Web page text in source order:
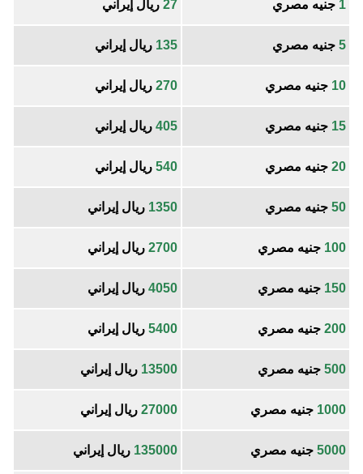
1 جنيه مصري 27 ريال إيراني
5 جنيه مصري 135 ريال إيراني
10 جنيه مصري 270 ريال إيراني
15 جنيه مصري 405 ريال إيراني
20 جنيه مصري 540 ريال إيراني
50 جنيه مصري 1350 ريال إيراني
100 جنيه مصري 2700 ريال إيراني
150 جنيه مصري 4050 ريال إيراني
200 جنيه مصري 5400 ريال إيراني
500 جنيه مصري 13500 ريال إيراني
1000 جنيه مصري 27000 ريال إيراني
5000 جنيه مصري 135000 ريال إيراني